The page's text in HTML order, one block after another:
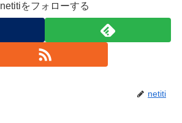
netitiをフォローする
netiti